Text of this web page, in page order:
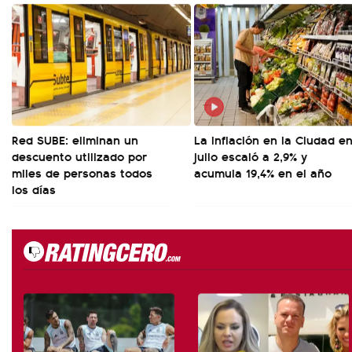
Red SUBE: eliminan un
descuento utilizado por
miles de personas todos
los días
La inflación en la Ciudad en
julio escaló a 2,9% y
acumula 19,4% en el año